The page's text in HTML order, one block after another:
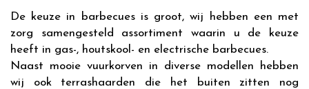
De keuze in barbecues is groot, wij hebben een met
zorg samengesteld assortiment waarin u de keuze
heeft in gas-, houtskool- en electrische barbecues.
Naast mooie vuurkorven in diverse modellen hebben
wij ook terrashaarden die het buiten zitten nog